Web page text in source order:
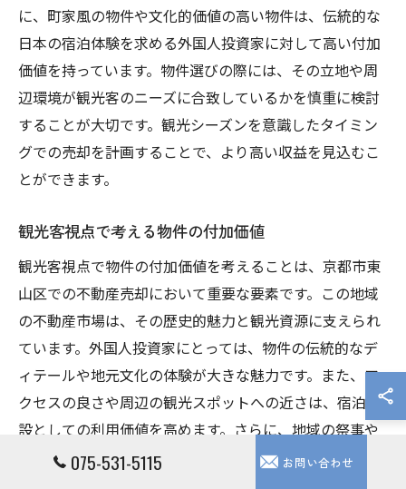
に、町家風の物件や文化的価値の高い物件は、伝統的な
日本の宿泊体験を求める外国人投資家に対して高い付加
価値を持っています。物件選びの際には、その立地や周
辺環境が観光客のニーズに合致しているかを慎重に検討
することが大切です。観光シーズンを意識したタイミン
グでの売却を計画することで、より高い収益を見込むこ
とができます。
観光客視点で考える物件の付加価値
観光客視点で物件の付加価値を考えることは、京都市東
山区での不動産売却において重要な要素です。この地域
の不動産市場は、その歴史的魅力と観光資源に支えられ
ています。外国人投資家にとっては、物件の伝統的なデ
ィテールや地元文化の体験が大きな魅力です。また、ア
クセスの良さや周辺の観光スポットへの近さは、宿泊施
設としての利用価値を高めます。さらに、地域の祭事や
イベント情報を共有することで、物件の魅力をさらに引
075-531-5115 お問い合わせ